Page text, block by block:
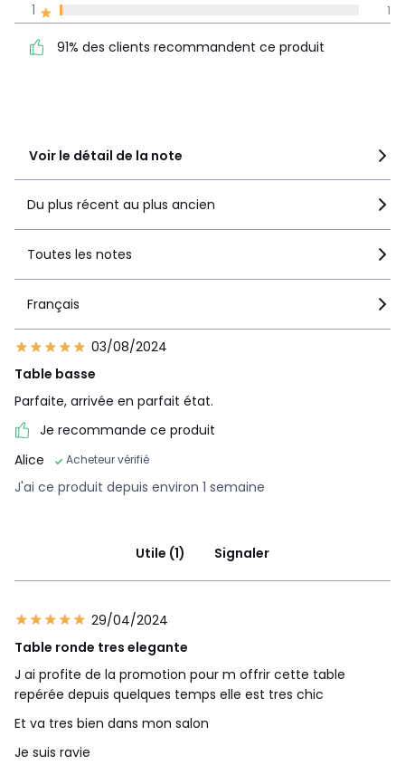
Plan(s) de montage
Caractéristiques environnementales de l’emballage
4 18
5
Voir le détail de la note
1 1
91% des clients recommandent ce produit
Du plus récent au plus ancien
Toutes les notes
Français
03/08/2024
Table basse
Parfaite, arrivée en parfait état.
Je recommande ce produit
Alice
Acheteur vérifié
J'ai ce produit depuis environ 1 semaine
Utile (1) Signaler
29/04/2024
Table ronde tres elegante
J ai profite de la promotion pour m offrir cette table
repérée depuis quelques temps elle est tres chic
Et va tres bien dans mon salon
Je suis ravie